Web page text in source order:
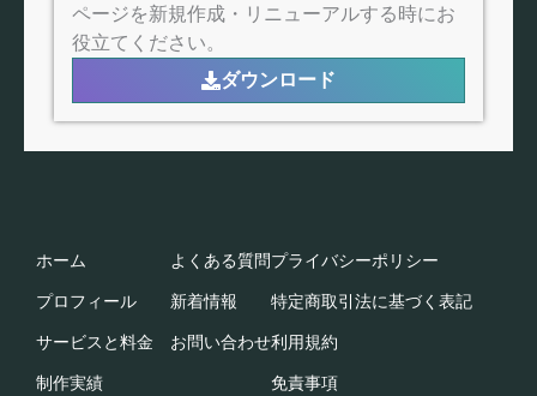
ページを新規作成・リニューアルする時にお
役立てください。
ダウンロード
ホーム
プロフィール
サービスと料金
制作実績
よくある質問
新着情報
お問い合わせ
プライバシーポリシー
特定商取引法に基づく表記​
利用規約​
免責事項​